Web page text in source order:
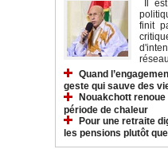
Il
finit
Quand
geste qui sauve des
Nouakchott
période de chaleur
Pour une retraite
les pensions plutôt